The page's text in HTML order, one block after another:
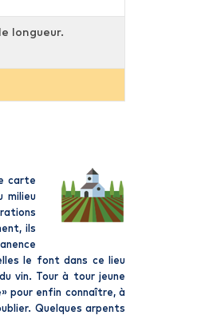
longueur.
carte
milieu
ils
le font dans ce lieu
vin. Tour à tour jeune
pour enfin connaître, à
Quelques arpents